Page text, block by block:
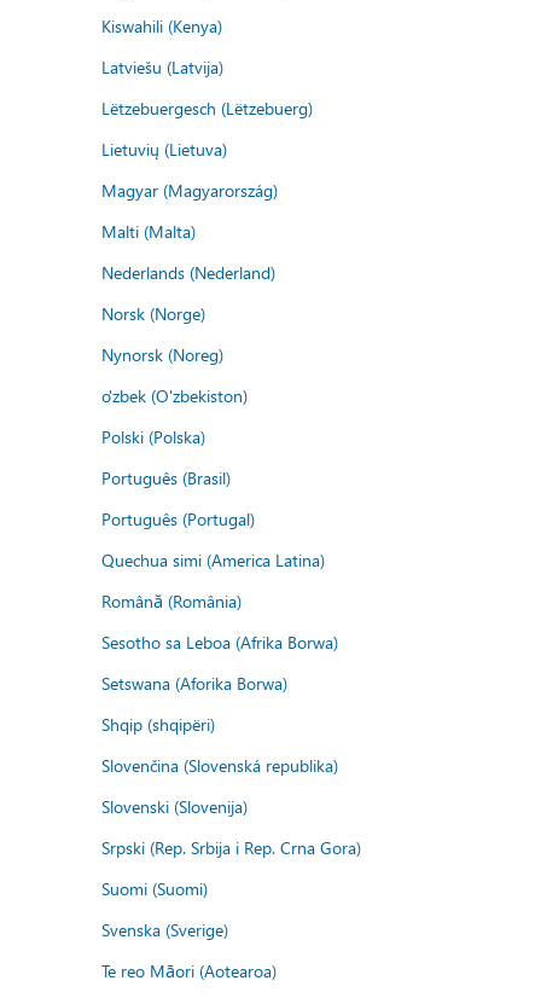
Kiswahili (Kenya)
Latviešu (Latvija)
Lëtzebuergesch (Lëtzebuerg)
Lietuvių (Lietuva)
Magyar (Magyarország)
Malti (Malta)
Nederlands (Nederland)
Norsk (Norge)
Nynorsk (Noreg)
o'zbek (O'zbekiston)
Polski (Polska)
Português (Brasil)
Português (Portugal)
Quechua simi (America Latina)
Română (România)
Sesotho sa Leboa (Afrika Borwa)
Setswana (Aforika Borwa)
Shqip (shqipëri)
Slovenčina (Slovenská republika)
Slovenski (Slovenija)
Srpski (Rep. Srbija i Rep. Crna Gora)
Suomi (Suomi)
Svenska (Sverige)
Te reo Māori (Aotearoa)